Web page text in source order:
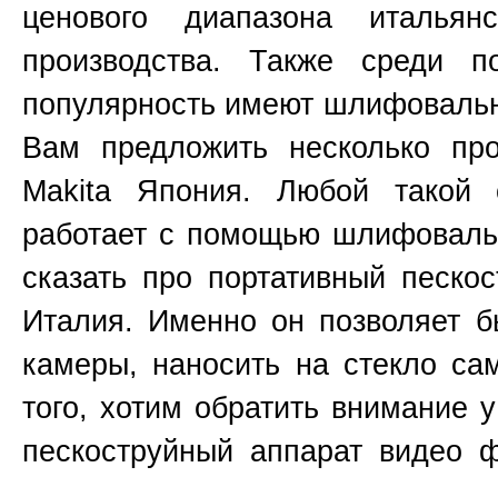
ценового диапазона
производства. Также среди
популярность имеют
Вам предложить несколько
Makita Япония. Любой такой
работает с помощью
сказать про портативный
Италия. Именно он позволяет
камеры, наносить на стекло
того, хотим обратить
пескоструйный аппарат